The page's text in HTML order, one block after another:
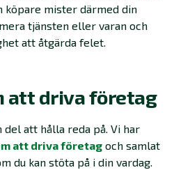
köpare mister därmed din
tjänsten eller varan och
att åtgärda felet.
att driva företag
att hålla reda på. Vi har
att driva företag och samlat
du kan stöta på i din vardag.